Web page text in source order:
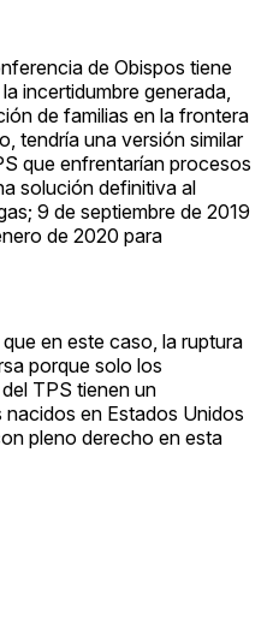
de Obispos tiene
incertidumbre generada,
de familias en la frontera
tendría una versión similar
que enfrentarían procesos
solución definitiva al
9 de septiembre de 2019
de 2020 para
en este caso, la ruptura
porque solo los
TPS tienen un
nacidos en Estados Unidos
pleno derecho en esta